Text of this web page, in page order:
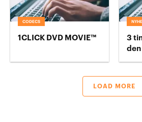
CODECS
1CLICK DVD MOVIE™
3
LOAD MORE